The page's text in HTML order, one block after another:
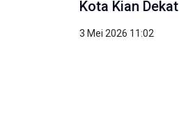
Kota Kian Dekat
3 Mei 2026 11:02